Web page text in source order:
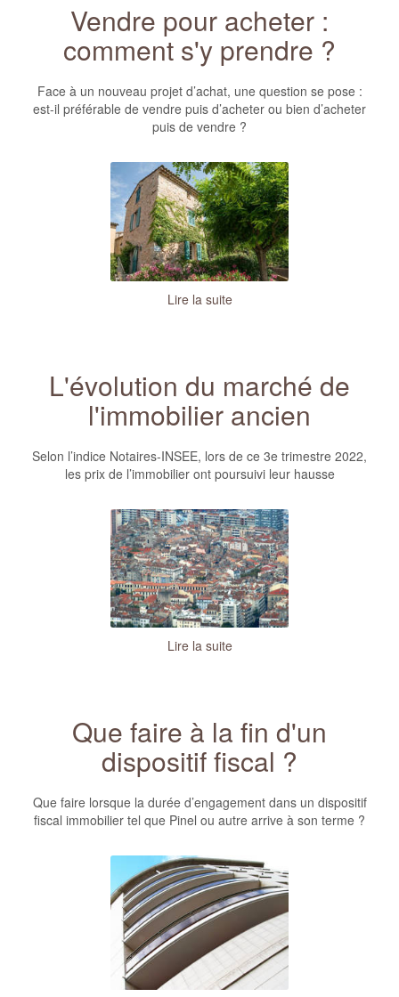
Vendre pour acheter :
comment s'y prendre ?
Face à un nouveau projet d’achat, une question se pose :
est-il préférable de vendre puis d’acheter ou bien d’acheter
puis de vendre ?
Lire la suite
L'évolution du marché de
l'immobilier ancien
Selon l’indice Notaires-INSEE, lors de ce 3e trimestre 2022,
les prix de l’immobilier ont poursuivi leur hausse
Lire la suite
Que faire à la fin d'un
dispositif fiscal ?
Que faire lorsque la durée d’engagement dans un dispositif
fiscal immobilier tel que Pinel ou autre arrive à son terme ?